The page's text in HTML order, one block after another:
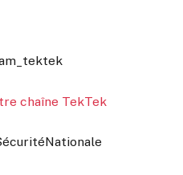
chaîne TekTek